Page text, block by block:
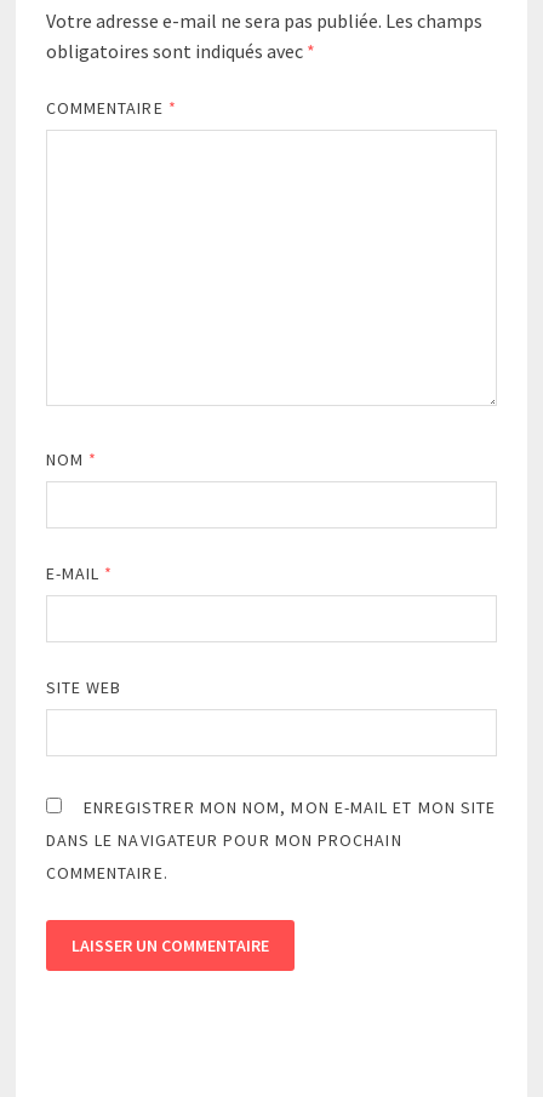
Votre adresse e-mail ne sera pas publiée. Les champs
obligatoires sont indiqués avec *
COMMENTAIRE *
NOM *
E-MAIL *
SITE WEB
ENREGISTRER MON NOM, MON E-MAIL ET MON SITE
DANS LE NAVIGATEUR POUR MON PROCHAIN
COMMENTAIRE.